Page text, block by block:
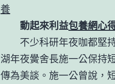
養
動起來利益包養網心
不少科研年夜咖都堅
湖年夜黌舍長施一公保持
傳為美談。施一公曾說，